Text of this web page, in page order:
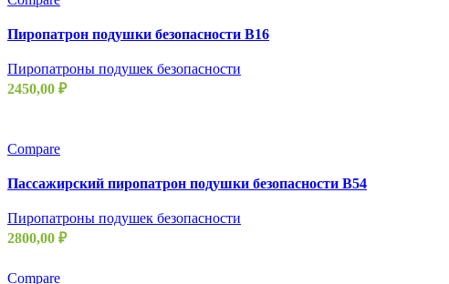
Пиропатрон подушки безопасности B16
Пиропатроны подушек безопасности
2450,00 ₽
Compare
Пассажирский пиропатрон подушки безопасности B54
Пиропатроны подушек безопасности
2800,00 ₽
Compare